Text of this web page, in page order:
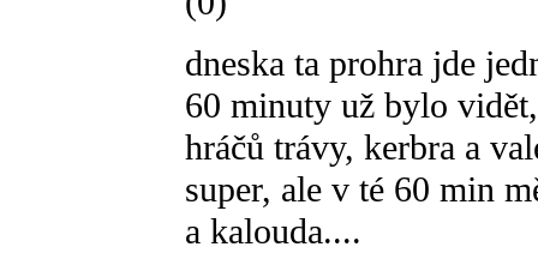
dneska ta prohra jde
60 minuty už bylo
hráčů trávy, kerbra a
super, ale v té 60 min
a kalouda....